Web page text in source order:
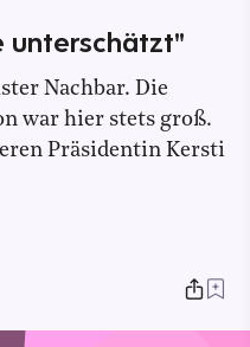
unterschätzt"
Nachbar. Die
war hier stets groß.
Präsidentin Kersti